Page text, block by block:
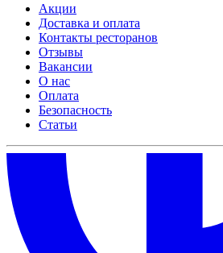
Акции
Доставка и оплата
Контакты ресторанов
Отзывы
Вакансии
О нас
Оплата
Безопасность
Статьи